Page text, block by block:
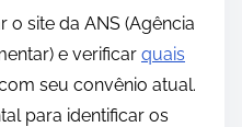
o site da ANS (Agência
e verificar quais
seu convênio atual.
para identificar os